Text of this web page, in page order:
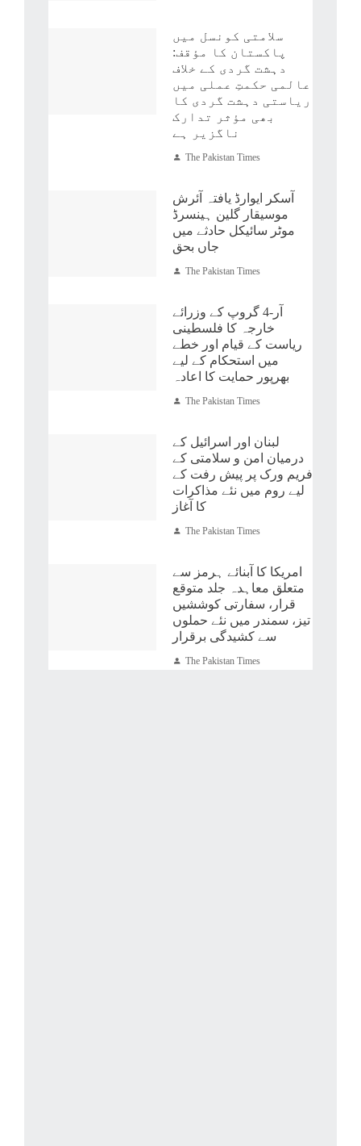
سلامتی کونسل میں
پاکستان کا مؤقف:
دہشت گردی کے خلاف
عالمی حکمتِ عملی میں
ریاستی دہشت گردی کا
بھی مؤثر تدارک
ناگزیر ہے
The Pakistan Times
آسکر ایوارڈ یافتہ آئرش
موسیقار گلین ہینسرڈ
موٹر سائیکل حادثے میں
جاں بحق
The Pakistan Times
آر-4 گروپ کے وزرائے
خارجہ کا فلسطینی
ریاست کے قیام اور خطے
میں استحکام کے لیے
بھرپور حمایت کا اعادہ
The Pakistan Times
لبنان اور اسرائیل کے
درمیان امن و سلامتی کے
فریم ورک پر پیش رفت کے
لیے روم میں نئے مذاکرات
کا آغاز
The Pakistan Times
امریکا کا آبنائے ہرمز سے
متعلق معاہدہ جلد متوقع
قرار، سفارتی کوششیں
تیز، سمندر میں نئے حملوں
سے کشیدگی برقرار
The Pakistan Times